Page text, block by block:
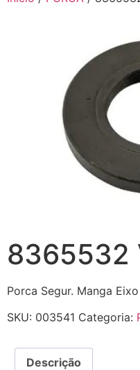
8365532
Porca Segur. Manga
SKU: 003541 Categoria:
Descrição